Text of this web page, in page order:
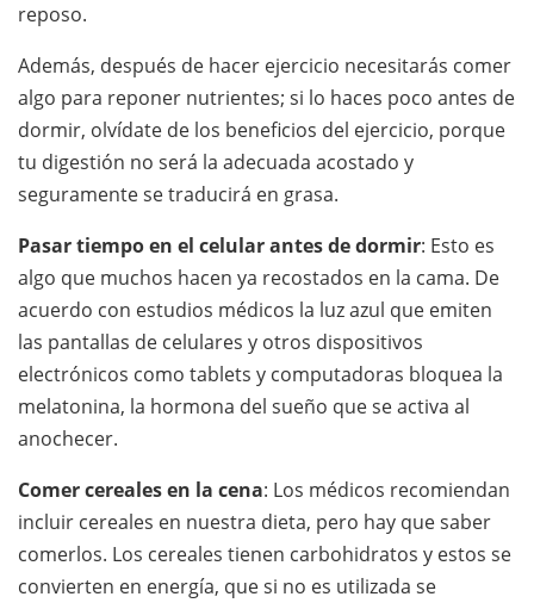
reposo.
Además, después de hacer ejercicio necesitarás comer
algo para reponer nutrientes; si lo haces poco antes de
dormir, olvídate de los beneficios del ejercicio, porque
tu digestión no será la adecuada acostado y
seguramente se traducirá en grasa.
Pasar tiempo en el celular antes de dormir: Esto es
algo que muchos hacen ya recostados en la cama. De
acuerdo con estudios médicos la luz azul que emiten
las pantallas de celulares y otros dispositivos
electrónicos como tablets y computadoras bloquea la
melatonina, la hormona del sueño que se activa al
anochecer.
Comer cereales en la cena: Los médicos recomiendan
incluir cereales en nuestra dieta, pero hay que saber
comerlos. Los cereales tienen carbohidratos y estos se
convierten en energía, que si no es utilizada se